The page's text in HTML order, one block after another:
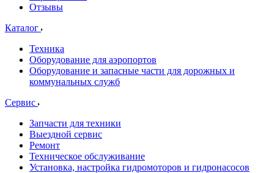
Отзывы
Каталог
Техника
Оборудование для аэропортов
Оборудование и запасные части для дорожных и
коммунальных служб
Сервис
Запчасти для техники
Выездной сервис
Ремонт
Техническое обслуживание
Установка, настройка гидромоторов и гидронасосов